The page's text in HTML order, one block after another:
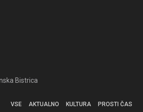
Bistrica
VSE AKTUALNO KULTURA PROSTI ČAS